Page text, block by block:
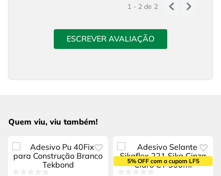
1 - 2de 2
ESCREVER AVALIAÇÃO
Quem viu, viu também!
5% OFF com o cupom LF5